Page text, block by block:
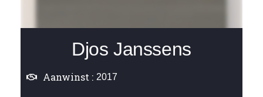
Djos Janssens
Aanwinst : 2017